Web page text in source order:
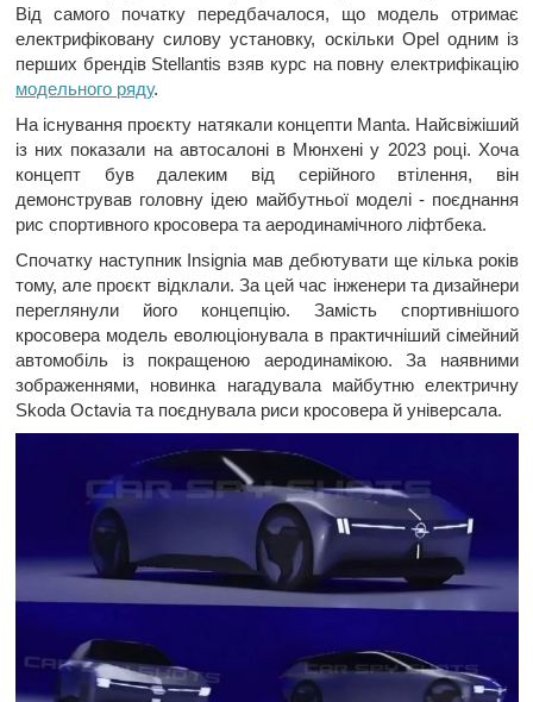
Від самого початку передбачалося, що модель отримає
електрифіковану силову установку, оскільки Opel одним із
перших брендів Stellantis взяв курс на повну електрифікацію
модельного ряду.
На існування проєкту натякали концепти Manta. Найсвіжіший
із них показали на автосалоні в Мюнхені у 2023 році. Хоча
концепт був далеким від серійного втілення, він
демонстрував головну ідею майбутньої моделі - поєднання
рис спортивного кросовера та аеродинамічного ліфтбека.
Спочатку наступник Insignia мав дебютувати ще кілька років
тому, але проєкт відклали. За цей час інженери та дизайнери
переглянули його концепцію. Замість спортивнішого
кросовера модель еволюціонувала в практичніший сімейний
автомобіль із покращеною аеродинамікою. За наявними
зображеннями, новинка нагадувала майбутню електричну
Skoda Octavia та поєднувала риси кросовера й універсала.